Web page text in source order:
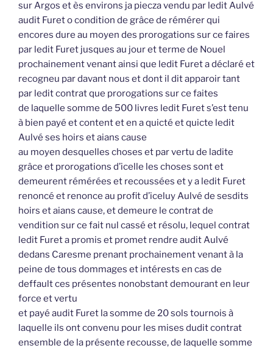
sur Argos et ès environs ja piecza vendu par ledit Aulvé
audit Furet o condition de grâce de rémérer qui
encores dure au moyen des prorogations sur ce faires
par ledit Furet jusques au jour et terme de Nouel
prochainement venant ainsi que ledit Furet a déclaré et
recogneu par davant nous et dont il dit apparoir tant
par ledit contrat que prorogations sur ce faites
de laquelle somme de 500 livres ledit Furet s’est tenu
à bien payé et content et en a quicté et quicte ledit
Aulvé ses hoirs et aians cause
au moyen desquelles choses et par vertu de ladite
grâce et prorogations d’icelle les choses sont et
demeurent rémérées et recoussées et y a ledit Furet
renoncé et renonce au profit d’iceluy Aulvé de sesdits
hoirs et aians cause, et demeure le contrat de
vendition sur ce fait nul cassé et résolu, lequel contrat
ledit Furet a promis et promet rendre audit Aulvé
dedans Caresme prenant prochainement venant à la
peine de tous dommages et intérests en cas de
deffault ces présentes nonobstant demourant en leur
force et vertu
et payé audit Furet la somme de 20 sols tournois à
laquelle ils ont convenu pour les mises dudit contrat
ensemble de la présente recousse, de laquelle somme